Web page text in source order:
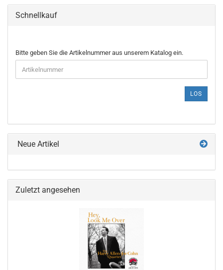
Schnellkauf
BITTE
GEBEN
SIE
DIE
EIN.
Bitte geben Sie die Artikelnummer aus unserem Katalog ein.
LOS
Neue Artikel
Zuletzt angesehen